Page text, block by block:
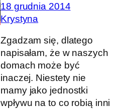
18 grudnia 2014
Krystyna
Zgadzam się, dlatego
napisałam, że w naszych
domach może być
inaczej. Niestety nie
mamy jako jednostki
wpływu na to co robią inni